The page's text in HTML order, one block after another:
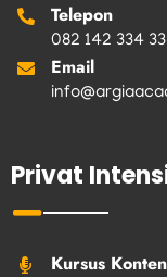
Telepon
082 142 334
Email
Privat
Kursus